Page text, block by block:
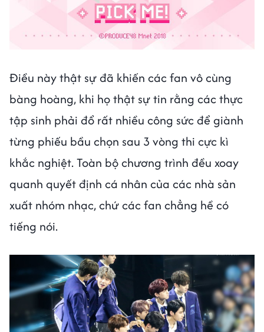
Điều này thật sự đã khiến các fan vô cùng
bàng hoàng, khi họ thật sự tin rằng các thực
tập sinh phải đổ rất nhiều công sức để giành
từng phiếu bầu chọn sau 3 vòng thi cực kì
khắc nghiệt. Toàn bộ chương trình đều xoay
quanh quyết định cá nhân của các nhà sản
xuất nhóm nhạc, chứ các fan chẳng hề có
tiếng nói.